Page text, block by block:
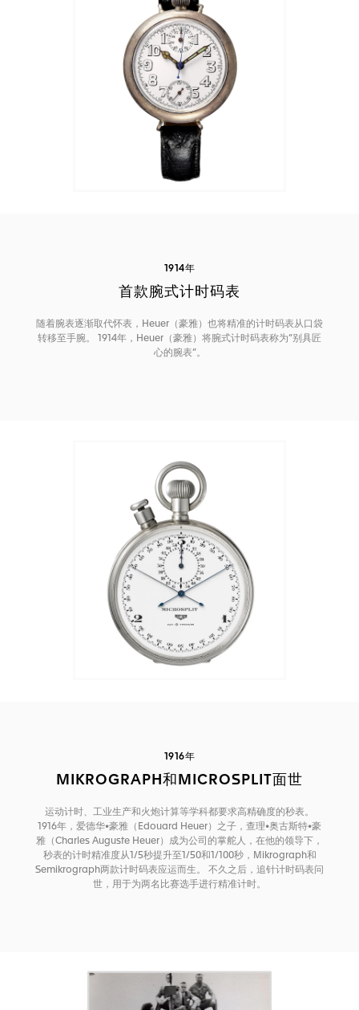
1914年
首款腕式计时码表
随着腕表逐渐取代怀表，Heuer（豪雅）也将精准的计时码表从口袋
转移至手腕。 1914年，Heuer（豪雅）将腕式计时码表称为“别具匠
心的腕表”。
1916年
MIKROGRAPH和MICROSPLIT面世
运动计时、工业生产和火炮计算等学科都要求高精确度的秒表。
1916年，爱德华•豪雅（Edouard Heuer）之子，查理•奥古斯特•豪
雅（Charles Auguste Heuer）成为公司的掌舵人，在他的领导下，
秒表的计时精准度从1/5秒提升至1/50和1/100秒，Mikrograph和
Semikrograph两款计时码表应运而生。 不久之后，追针计时码表问
世，用于为两名比赛选手进行精准计时。